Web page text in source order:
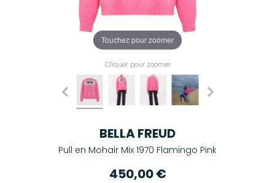
Touchez pour zoomer
Cliquer pour zoomer
BELLA FREUD
Pull en Mohair Mix 1970 Flamingo Pink
450,00 €